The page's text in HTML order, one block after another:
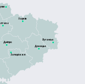
Дніпро
Харків
Запоріжжя
Донецьк
Луганськ